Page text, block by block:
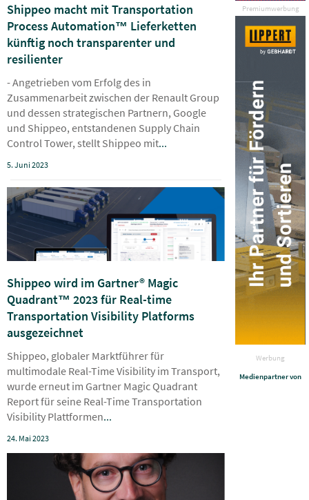
Premiumwerbung
Werbung
Medienpartner von
Shippeo macht mit Transportation
Process Automation™ Lieferketten
künftig noch transparenter und
resilienter
- Angetrieben vom Erfolg des in
Zusammenarbeit zwischen der Renault Group
und dessen strategischen Partnern, Google
und Shippeo, entstandenen Supply Chain
Control Tower, stellt Shippeo mit...
5. Juni 2023
Shippeo wird im Gartner® Magic
Quadrant™ 2023 für Real-time
Transportation Visibility Platforms
ausgezeichnet
Shippeo, globaler Marktführer für
multimodale Real-Time Visibility im Transport,
wurde erneut im Gartner Magic Quadrant
Report für seine Real-Time Transportation
Visibility Plattformen...
24. Mai 2023